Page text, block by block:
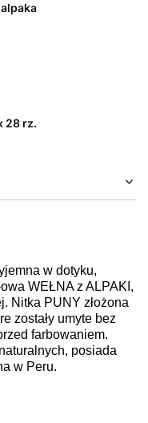
28 rz.
w dotyku,
WEŁNA z ALPAKI,
Nitka PUNY złożona
zostały umyte bez
farbowaniem.
posiada
w Peru.